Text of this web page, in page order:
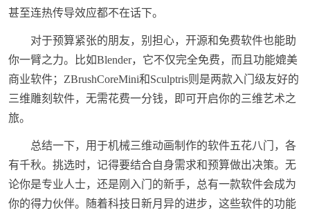
甚至连热传导效应都不在话下。
对于预算紧张的朋友，别担心，开源和免费软件也能助
你一臂之力。比如Blender，它不仅完全免费，而且功能媲美
商业软件；ZBrushCoreMini和Sculptris则是两款入门级友好的
三维雕刻软件，无需花费一分钱，即可开启你的三维艺术之
旅。
总结一下，用于机械三维动画制作的软件五花八门，各
有千秋。挑选时，记得要结合自身需求和预算做出决策。无
论你是专业人士，还是刚入门的新手，总有一款软件会成为
你的得力伙伴。随着科技日新月异的进步，这些软件的功能